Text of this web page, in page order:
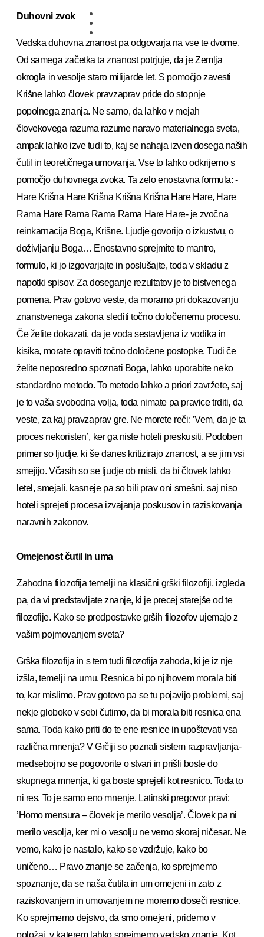
Duhovni zvok
Vedska duhovna znanost pa odgovarja na vse te dvome.
Od samega začetka ta znanost potrjuje, da je Zemlja
okrogla in vesolje staro milijarde let. S pomočjo zavesti
Krišne lahko človek pravzaprav pride do stopnje
popolnega znanja. Ne samo, da lahko v mejah
človekovega razuma razume naravo materialnega sveta,
ampak lahko izve tudi to, kaj se nahaja izven dosega naših
čutil in teoretičnega umovanja. Vse to lahko odkrijemo s
pomočjo duhovnega zvoka. Ta zelo enostavna formula: -
Hare Krišna Hare Krišna Krišna Krišna Hare Hare, Hare
Rama Hare Rama Rama Rama Hare Hare- je zvočna
reinkarnacija Boga, Krišne. Ljudje govorijo o izkustvu, o
doživljanju Boga… Enostavno sprejmite to mantro,
formulo, ki jo izgovarjajte in poslušajte, toda v skladu z
napotki spisov. Za doseganje rezultatov je to bistvenega
pomena. Prav gotovo veste, da moramo pri dokazovanju
znanstvenega zakona slediti točno določenemu procesu.
Če želite dokazati, da je voda sestavljena iz vodika in
kisika, morate opraviti točno določene postopke. Tudi če
želite neposredno spoznati Boga, lahko uporabite neko
standardno metodo. To metodo lahko a priori zavržete, saj
je to vaša svobodna volja, toda nimate pa pravice trditi, da
veste, za kaj pravzaprav gre. Ne morete reči: ’Vem, da je ta
proces nekoristen’, ker ga niste hoteli preskusiti. Podoben
primer so ljudje, ki še danes kritizirajo znanost, a se jim vsi
smejijo. Včasih so se ljudje ob misli, da bi človek lahko
letel, smejali, kasneje pa so bili prav oni smešni, saj niso
hoteli sprejeti procesa izvajanja poskusov in raziskovanja
naravnih zakonov.
Omejenost čutil in uma
Zahodna filozofija temelji na klasični grški filozofiji, izgleda
pa, da vi predstavljate znanje, ki je precej starejše od te
filozofije. Kako se predpostavke grših filozofov ujemajo z
vašim pojmovanjem sveta?
Grška filozofija in s tem tudi filozofija zahoda, ki je iz nje
izšla, temelji na umu. Resnica bi po njihovem morala biti
to, kar mislimo. Prav gotovo pa se tu pojavijo problemi, saj
nekje globoko v sebi čutimo, da bi morala biti resnica ena
sama. Toda kako priti do te ene resnice in upoštevati vsa
različna mnenja? V Grčiji so poznali sistem razpravljanja-
medsebojno se pogovorite o stvari in prišli boste do
skupnega mnenja, ki ga boste sprejeli kot resnico. Toda to
ni res. To je samo eno mnenje. Latinski pregovor pravi:
’Homo mensura – človek je merilo vesolja’. Človek pa ni
merilo vesolja, ker mi o vesolju ne vemo skoraj ničesar. Ne
vemo, kako je nastalo, kako se vzdržuje, kako bo
uničeno… Pravo znanje se začenja, ko sprejmemo
spoznanje, da se naša čutila in um omejeni in zato z
raziskovanjem in umovanjem ne moremo doseči resnice.
Ko sprejmemo dejstvo, da smo omejeni, pridemo v
položaj, v katerem lahko sprejmemo vedsko znanje. Kot